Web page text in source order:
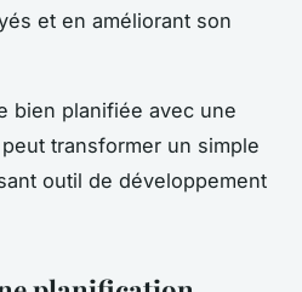
et en améliorant son
bien planifiée avec une
transformer un simple
outil de développement